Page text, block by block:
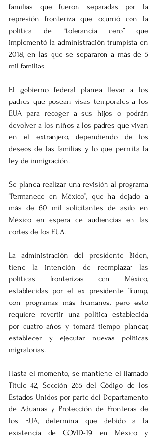
familias que fueron separadas por la
represión fronteriza que ocurrió con la
política de “tolerancia cero” que
implementó la administración trumpista en
2018, en las que se separaron a más de 5
mil familias.
El gobierno federal planea llevar a los
padres que posean visas temporales a los
EUA para recoger a sus hijos o podrán
devolver a los niños a los padres que vivan
en el extranjero, dependiendo de los
deseos de las familias y lo que permita la
ley de inmigración.
Se planea realizar una revisión al programa
“Permanece en México”, que ha dejado a
más de 60 mil solicitantes de asilo en
México en espera de audiencias en las
cortes de los EUA.
La administración del presidente Biden,
tiene la intención de reemplazar las
políticas fronterizas con México,
establecidas por el ex presidente Trump,
con programas más humanos, pero esto
requiere revertir una política establecida
por cuatro años y tomará tiempo planear,
establecer y ejecutar nuevas políticas
migratorias.
Hasta el momento, se mantiene el llamado
Título 42, Sección 265 del Código de los
Estados Unidos por parte del Departamento
de Aduanas y Protección de Fronteras de
los EUA, determina que debido a la
existencia de COVID-19 en México y